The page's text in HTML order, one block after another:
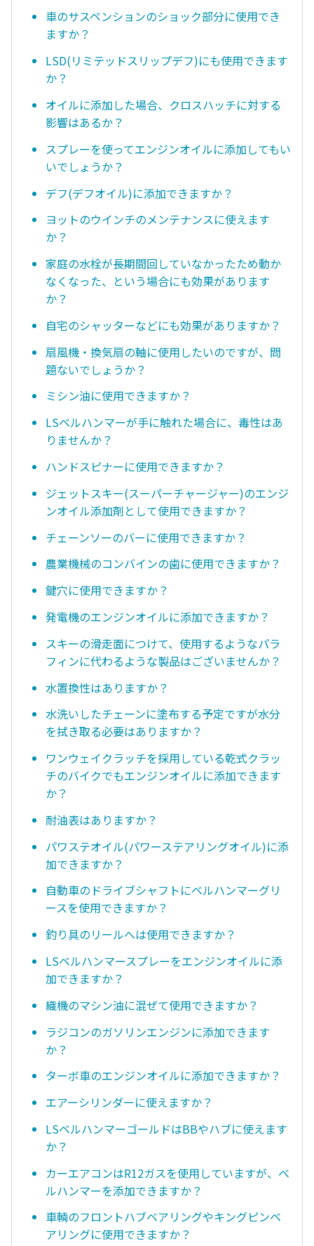
車のサスペンションのショック部分に使用でき
ますか？
LSD(リミテッドスリップデフ)にも使用できます
か？
オイルに添加した場合、クロスハッチに対する
影響はあるか？
スプレーを使ってエンジンオイルに添加してもい
いでしょうか？
デフ(デフオイル)に添加できますか？
ヨットのウインチのメンテナンスに使えます
か？
家庭の水栓が長期間回していなかったため動か
なくなった、という場合にも効果があります
か？
自宅のシャッターなどにも効果がありますか？
扇風機・換気扇の軸に使用したいのですが、問
題ないでしょうか？
ミシン油に使用できますか？
LSベルハンマーが手に触れた場合に、毒性はあ
りませんか？
ハンドスピナーに使用できますか？
ジェットスキー(スーパーチャージャー)のエンジ
ンオイル添加剤として使用できますか？
チェーンソーのバーに使用できますか？
農業機械のコンバインの歯に使用できますか？
鍵穴に使用できますか？
発電機のエンジンオイルに添加できますか？
スキーの滑走面につけて、使用するようなパラ
フィンに代わるような製品はございませんか？
水置換性はありますか？
水洗いしたチェーンに塗布する予定ですが水分
を拭き取る必要はありますか？
ワンウェイクラッチを採用している乾式クラッ
チのバイクでもエンジンオイルに添加できます
か？
耐油表はありますか？
パワステオイル(パワーステアリングオイル)に添
加できますか？
自動車のドライブシャフトにベルハンマーグリ
ースを使用できますか？
釣り具のリールへは使用できますか？
LSベルハンマースプレーをエンジンオイルに添
加できますか？
織機のマシン油に混ぜて使用できますか？
ラジコンのガソリンエンジンに添加できます
か？
ターボ車のエンジンオイルに添加できますか？
エアーシリンダーに使えますか？
LSベルハンマーゴールドはBBやハブに使えます
か？
カーエアコンはR12ガスを使用していますが、ベ
ルハンマーを添加できますか？
車輌のフロントハブベアリングやキングピンベ
アリングに使用できますか？